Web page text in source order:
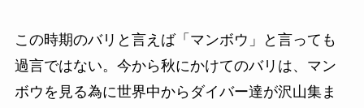
この時期のバリと言えば「マンボウ」と言っても
過言ではない。今から秋にかけてのバリは、マン
ボウを見る為に世界中からダイバー達が沢山集ま